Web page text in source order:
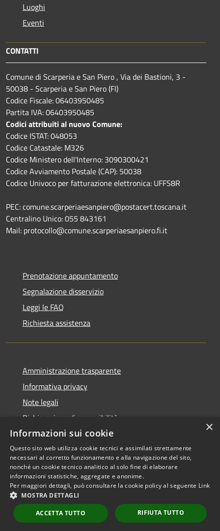
Luoghi
Eventi
CONTATTI
Comune di Scarperia e San Piero , Via dei Bastioni, 3 -
50038 - Scarperia e San Piero (FI)
Codice Fiscale: 06403950485
Partita IVA: 06403950485
Codici attribuiti al nuovo Comune:
Codice ISTAT: 048053
Codice Catastale: M326
Codice Ministero dell'Interno: 3090300421
Codice Avviamento Postale (CAP): 50038
Codice Univoco per fatturazione elettronica: UFFS8R
PEC: comune.scarperiaesanpiero@postacert.toscana.it
Centralino Unico: 055 843161
Mail: protocollo@comune.scarperiaesanpiero.fi.it
Prenotazione appuntamento
Segnalazione disservizio
Leggi le FAQ
Richiesta assistenza
Amministrazione trasparente
Informativa privacy
Note legali
Dichiarazione di accessibilità
RSS
Accessibilità
Privacy
Cookie
Mappa del sito
Copyright © 2026 • Comune di
Scarperia e San Piero •
Powered byMunicipium
Accesso redazione
×
Informazioni sui cookie
Questo sito web utilizza cookie tecnici e assimilati strettamente
necessari al corretto funzionamento e alla navigazione del sito,
nonché un cookie tecnico analitico al solo fine di elaborare
informazioni statistiche, aggregate e anonime.
Per maggiori dettagli, può consultare la cookie policy al seguente Link
MOSTRA DETTAGLI
ACCETTA TUTTO RIFIUTA TUTTO